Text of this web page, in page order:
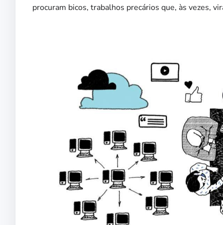
procuram bicos, trabalhos precários que, às vezes,